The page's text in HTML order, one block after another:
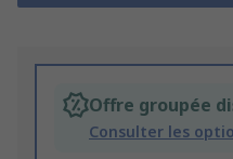
Offre groupée
Consulter les